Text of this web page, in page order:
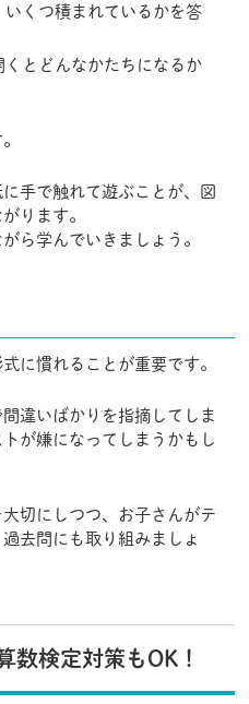
くつ積まれているかを答
とどんなかたちになるか
手で触れて遊ぶことが、図
ります。
ら学んでいきましょう。
に慣れることが重要です。
違いばかりを指摘してしま
が嫌になってしまうかもし
切にしつつ、お子さんがテ
去問にも取り組みましょ
数検定対策もOK！